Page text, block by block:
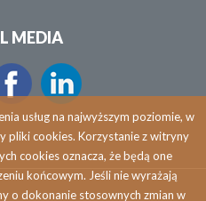
MEDIA
usług na najwyższym poziomie, w
pliki cookies. Korzystanie z witryny
cookies oznacza, że będą one
końcowym. Jeśli nie wyrażają
o dokonanie stosownych zmian w